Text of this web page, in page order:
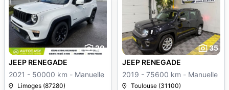
20
JEEP RENEGADE
2021 - 50000 km - Manuelle
Limoges (87280)
35
JEEP RENEGADE
2019 - 75600 km - Manuelle
Toulouse (31100)